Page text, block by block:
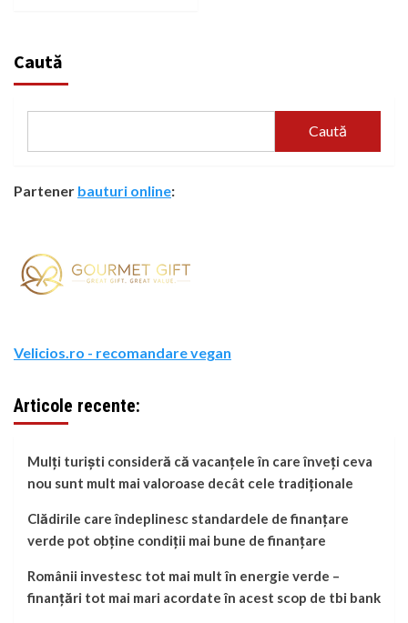
Caută
Caută
Partener bauturi online:
Velicios.ro - recomandare vegan
Articole recente:
Mulți turiști consideră că vacanțele în care înveți ceva
nou sunt mult mai valoroase decât cele tradiționale
Clădirile care îndeplinesc standardele de finanțare
verde pot obține condiții mai bune de finanțare
Românii investesc tot mai mult în energie verde –
finanțări tot mai mari acordate în acest scop de tbi bank